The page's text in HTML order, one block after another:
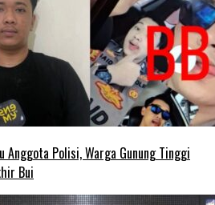
Anggota Polisi, Warga Gunung Tinggi
Bui